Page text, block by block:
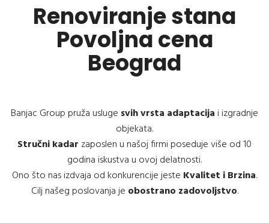
Renoviranje stana
Povoljna cena
Beograd
Banjac Group pruža usluge svih vrsta adaptacijai izgradnje
objekata.
Stručni kadar zaposlen u našoj firmi poseduje više od 10
godina iskustva u ovoj delatnosti.
Ono što nas izdvaja od konkurencije jeste Kvalitet i Brzina.
Cilj našeg poslovanja je obostrano zadovoljstvo.